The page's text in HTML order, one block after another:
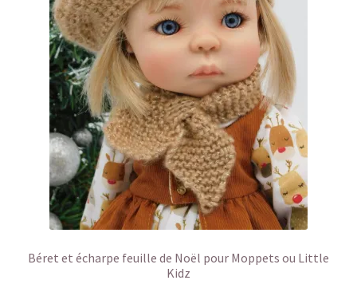
Béret et écharpe feuille de Noël pour Moppets ou Little
Kidz